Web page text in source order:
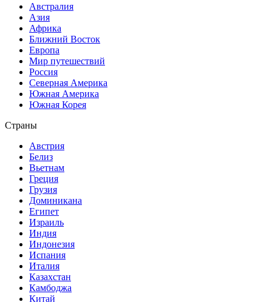
Австралия
Азия
Африка
Ближний Восток
Европа
Мир путешествий
Россия
Северная Америка
Южная Америка
Южная Корея
Страны
Австрия
Белиз
Вьетнам
Греция
Грузия
Доминикана
Египет
Израиль
Индия
Индонезия
Испания
Италия
Казахстан
Камбоджа
Китай